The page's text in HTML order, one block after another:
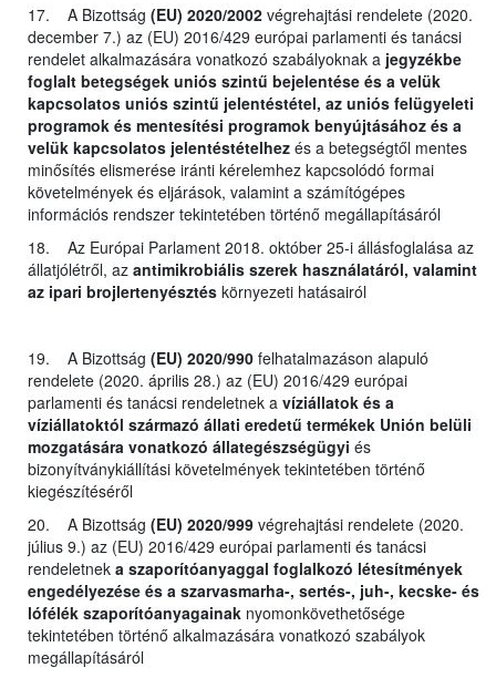
17. A Bizottság (EU) 2020/2002 végrehajtási rendelete (2020.
december 7.) az (EU) 2016/429 európai parlamenti és tanácsi
rendelet alkalmazására vonatkozó szabályoknak a jegyzékbe
foglalt betegségek uniós szintű bejelentése és a velük
kapcsolatos uniós szintű jelentéstétel, az uniós felügyeleti
programok és mentesítési programok benyújtásához és a
velük kapcsolatos jelentéstételhez és a betegségtől mentes
minősítés elismerése iránti kérelemhez kapcsolódó formai
követelmények és eljárások, valamint a számítógépes
információs rendszer tekintetében történő megállapításáról
18. Az Európai Parlament 2018. október 25-i állásfoglalása az
állatjólétről, az antimikrobiális szerek használatáról, valamint
az ipari brojlertenyésztés környezeti hatásairól
19. A Bizottság (EU) 2020/990 felhatalmazáson alapuló
rendelete (2020. április 28.) az (EU) 2016/429 európai
parlamenti és tanácsi rendeletnek a víziállatok és a
víziállatoktól származó állati eredetű termékek Unión belüli
mozgatására vonatkozó állategészségügyi és
bizonyítványkiállítási követelmények tekintetében történő
kiegészítéséről
20. A Bizottság (EU) 2020/999 végrehajtási rendelete (2020.
július 9.) az (EU) 2016/429 európai parlamenti és tanácsi
rendeletnek a szaporítóanyaggal foglalkozó létesítmények
engedélyezése és a szarvasmarha-, sertés-, juh-, kecske- és
lófélék szaporítóanyagainak nyomonkövethetősége
tekintetében történő alkalmazására vonatkozó szabályok
megállapításáról